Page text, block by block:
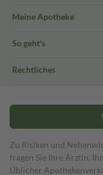
Meine Apotheke
So geht's
Rechtliches
Zu Risiken und
fragen Sie Ihre Ärztin,
Üblicher